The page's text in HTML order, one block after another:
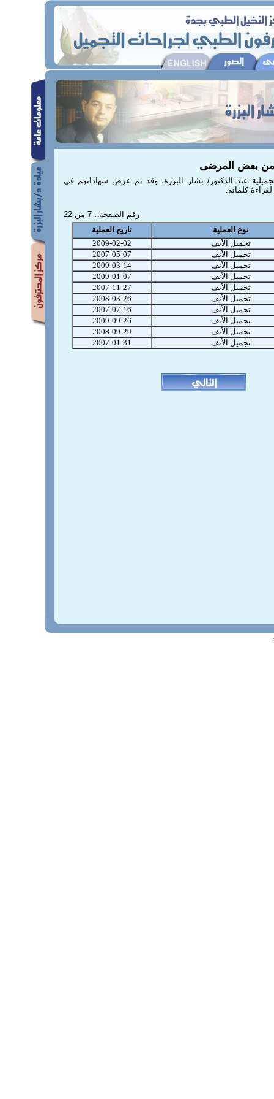
بعض المرضى
عند الدكتور/ بشار البزرة، وقد تم عرض شهاداتهم في
كلماته.
رقم الصفحة : 7 من 22
نوع العملية
تاريخ العملية
تجميل الأنف
2009-02-02
تجميل الأنف
2007-05-07
تجميل الأنف
2009-03-14
تجميل الأنف
2009-01-07
تجميل الأنف
2007-11-27
تجميل الأنف
2008-03-26
تجميل الأنف
2007-07-16
تجميل الأنف
2009-09-26
تجميل الأنف
2008-09-29
تجميل الأنف
2007-01-31